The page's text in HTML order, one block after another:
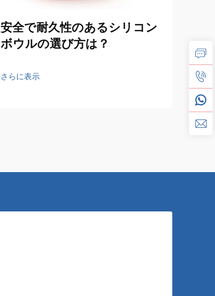
安全で耐久性のあるシリコン
ボウルの選び方は？
さらに表示
せ
さら